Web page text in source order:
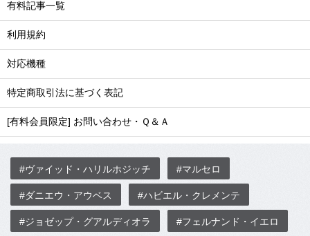
有料記事一覧
利用規約
対応機種
特定商取引法に基づく表記
[有料会員限定] お問い合わせ・Ｑ＆Ａ
#ヴァイッド・ハリルホジッチ #マルセロ
#ダニエウ・アウベス #ハビエル・クレメンテ
#ジョゼップ・グアルディオラ #フェルナンド・イエロ